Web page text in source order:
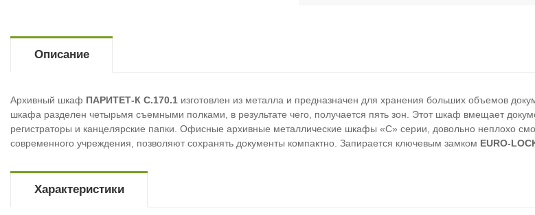
Описание
Архивный шкаф ПАРИТЕТ-К C.170.1 изготовлен из металла и предназначен для хранения больших объемов
шкафа разделен четырьмя съемными полками, в результате чего, получается пять зон. Этот шкаф вмещает
регистраторы и канцелярские папки. Офисные архивные металлические шкафы «С» серии, довольно неплохо
современного учреждения, позволяют сохранять документы компактно. Запирается ключевым замком EURO-
Характеристики